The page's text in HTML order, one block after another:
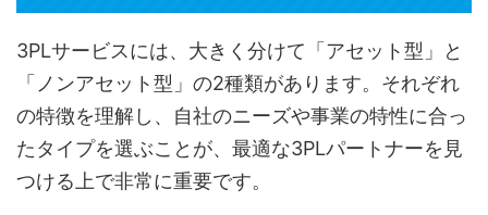
3PLサービスには、大きく分けて「アセット型」と
「ノンアセット型」の2種類があります。それぞれ
の特徴を理解し、自社のニーズや事業の特性に合っ
たタイプを選ぶことが、最適な3PLパートナーを見
つける上で非常に重要です。